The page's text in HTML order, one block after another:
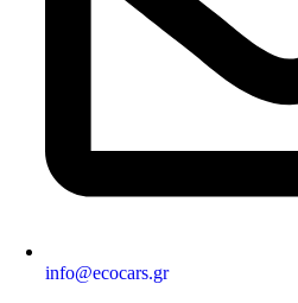
info@ecocars.gr